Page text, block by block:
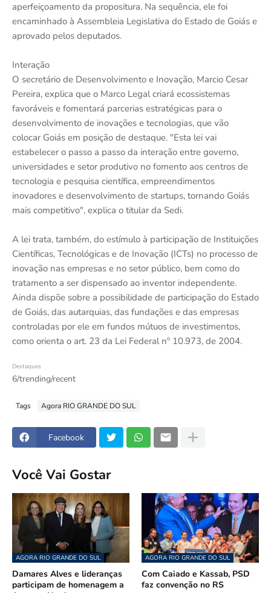
aperfeiçoamento da propositura. Na sequência, ele foi
encaminhado à Assembleia Legislativa do Estado de Goiás e
aprovado pelos deputados.
Interação
O secretário de Desenvolvimento e Inovação, Marcio Cesar
Pereira, explica que o Marco Legal criará ecossistemas
favoráveis e fomentará parcerias estratégicas para o
desenvolvimento de inovações e tecnologias, que vão
colocar Goiás em posição de destaque. "Esta lei vai
estabelecer o passo a passo da interação entre governo,
universidades e setor produtivo no fomento aos centros de
tecnologia e pesquisa científica, empreendimentos
inovadores e desenvolvimento de startups, tornando Goiás
mais competitivo", explica o titular da Sedi.
A lei trata, também, do estímulo à participação de Instituições
Científicas, Tecnológicas e de Inovação (ICTs) no processo de
inovação nas empresas e no setor público, bem como do
tratamento a ser dispensado ao inventor independente.
Ainda dispõe sobre a possibilidade de participação do Estado
de Goiás, das autarquias, das fundações e das empresas
controladas por ele em fundos mútuos de investimentos,
como orienta o art. 23 da Lei Federal nº 10.973, de 2004.
Destaques
6/trending/recent
Tags Agora RIO GRANDE DO SUL
Facebook
Você Vai Gostar
AGORA RIO GRANDE DO SUL
Damares Alves e lideranças
participam de homenagem a
AGORA RIO GRANDE DO SUL
Com Caiado e Kassab, PSD
faz convenção no RS